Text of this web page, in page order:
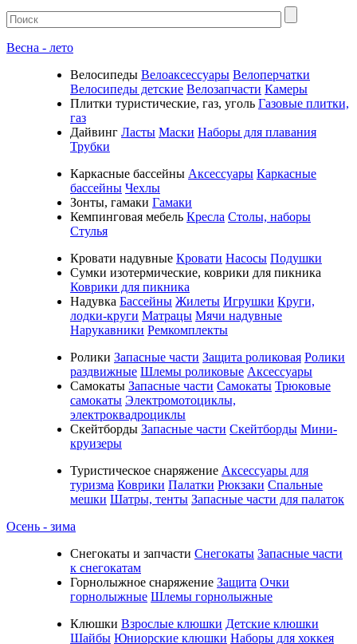
Весна - лето
Велосипеды Велоаксессуары Велоперчатки
Велосипеды детские Велозапчасти Камеры
Плитки туристические, газ, уголь Газовые плитки,
газ
Дайвинг Ласты Маски Наборы для плавания
Трубки
Каркасные бассейны Аксессуары Каркасные
бассейны Чехлы
Зонты, гамаки Гамаки
Кемпинговая мебель Кресла Столы, наборы
Стулья
Кровати надувные Кровати Насосы Подушки
Cумки изотермические, коврики для пикника
Коврики для пикника
Надувка Бассейны Жилеты Игрушки Круги,
лодки-круги Матрацы Мячи надувные
Нарукавники Ремкомплекты
Ролики Запасные части Защита роликовая Ролики
раздвижные Шлемы роликовые Аксессуары
Самокаты Запасные части Самокаты Трюковые
самокаты Электромотоциклы,
электроквадроциклы
Скейтборды Запасные части Скейтборды Мини-
круизеры
Туристическое снаряжение Аксессуары для
туризма Коврики Палатки Рюкзаки Спальные
мешки Шатры, тенты Запасные части для палаток
Осень - зима
Cнегокаты и запчасти Снегокаты Запасные части
к снегокатам
Горнолыжное снаряжение Защита Очки
горнолыжные Шлемы горнолыжные
Клюшки Взрослые клюшки Детские клюшки
Шайбы Юниорские клюшки Наборы для хоккея